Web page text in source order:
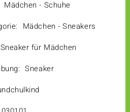
Mädchen - Schuhe
Mädchen - Sneakers
Sneaker für Mädchen
Sneaker